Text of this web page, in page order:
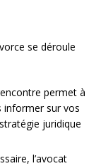
se déroule
permet à
informer sur vos
juridique
l’avocat